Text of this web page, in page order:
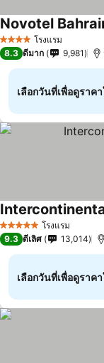
4 ดาว โรงแรม
Novotel
8.3 ดีมาก 9,981
เลือกวันที่เพื่อดูราค
5 ดาว โรงแรม
9.3 ดีเลิศ 13,014
เลือกวันที่เพื่อดูราค